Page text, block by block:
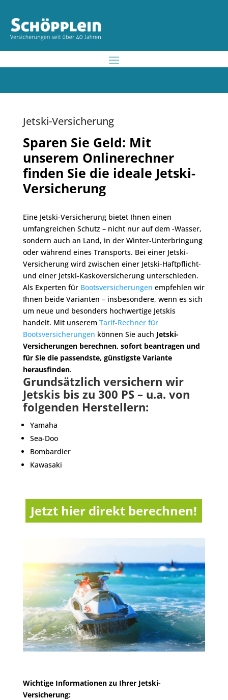
Jetski-Versicherung
Sparen Sie Geld: Mit
unserem Onlinerechner
finden Sie die ideale Jetski-
Versicherung
Eine Jetski-Versicherung bietet Ihnen einen
umfangreichen Schutz – nicht nur auf dem -Wasser,
sondern auch an Land, in der Winter-Unterbringung
oder während eines Transports. Bei einer Jetski-
Versicherung wird zwischen einer Jetski-Haftpflicht-
und einer Jetski-Kaskoversicherung unterschieden.
Als Experten für Bootsversicherungen empfehlen wir
Ihnen beide Varianten – insbesondere, wenn es sich
um neue und besonders hochwertige Jetskis
handelt. Mit unserem Tarif-Rechner für
Bootsversicherungen können Sie auch Jetski-
Versicherungen berechnen, sofort beantragen und
für Sie die passendste, günstigste Variante
herausfinden.
Grundsätzlich versichern wir
Jetskis bis zu 300 PS – u.a. von
folgenden Herstellern:
Yamaha
Sea-Doo
Bombardier
Kawasaki
Jetzt hier direkt berechnen!
Wichtige Informationen zu Ihrer Jetski-
Versicherung: